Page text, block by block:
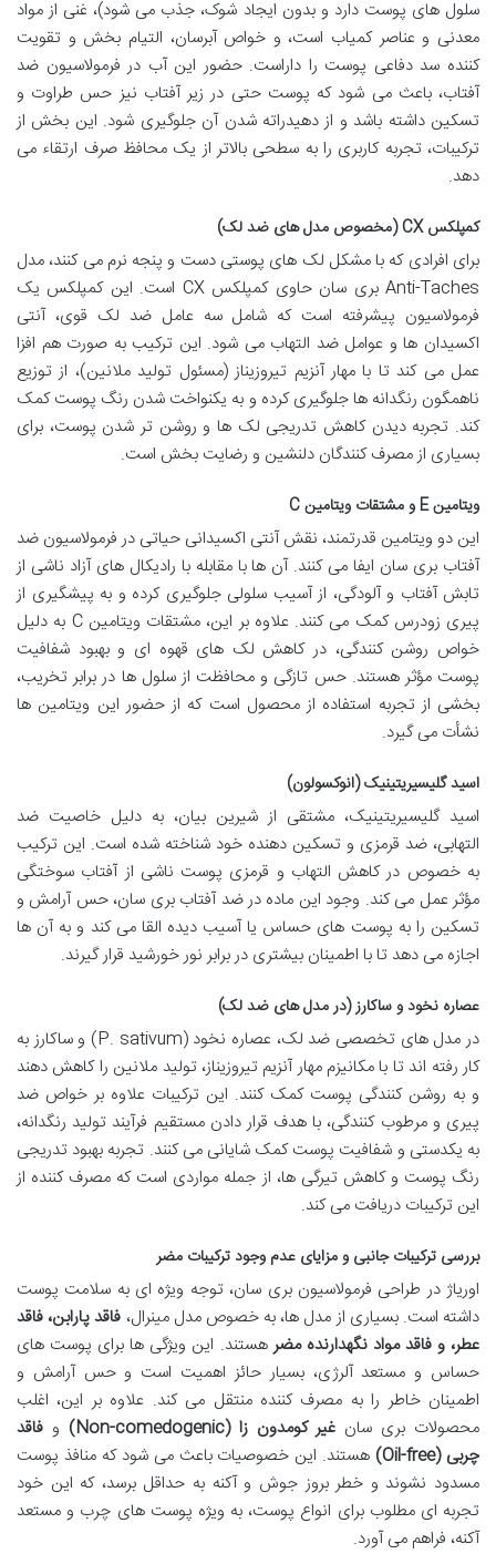
سلول های پوست دارد و بدون ایجاد شوک، جذب می شود)، غنی از مواد
معدنی و عناصر کمیاب است، و خواص آبرسان، التیام بخش و تقویت
کننده سد دفاعی پوست را داراست. حضور این آب در فرمولاسیون ضد
آفتاب، باعث می شود که پوست حتی در زیر آفتاب نیز حس طراوت و
تسکین داشته باشد و از دهیدراته شدن آن جلوگیری شود. این بخش از
ترکیبات، تجربه کاربری را به سطحی بالاتر از یک محافظ صرف ارتقاء می
دهد.
کمپلکس CX (مخصوص مدل های ضد لک)
برای افرادی که با مشکل لک های پوستی دست و پنجه نرم می کنند، مدل
Anti-Taches بری سان حاوی کمپلکس CX است. این کمپلکس یک
فرمولاسیون پیشرفته است که شامل سه عامل ضد لک قوی، آنتی
اکسیدان ها و عوامل ضد التهاب می شود. این ترکیب به صورت هم افزا
عمل می کند تا با مهار آنزیم تیروزیناز (مسئول تولید ملانین)، از توزیع
ناهمگون رنگدانه ها جلوگیری کرده و به یکنواخت شدن رنگ پوست کمک
کند. تجربه دیدن کاهش تدریجی لک ها و روشن تر شدن پوست، برای
بسیاری از مصرف کنندگان دلنشین و رضایت بخش است.
ویتامین E و مشتقات ویتامین C
این دو ویتامین قدرتمند، نقش آنتی اکسیدانی حیاتی در فرمولاسیون ضد
آفتاب بری سان ایفا می کنند. آن ها با مقابله با رادیکال های آزاد ناشی از
تابش آفتاب و آلودگی، از آسیب سلولی جلوگیری کرده و به پیشگیری از
پیری زودرس کمک می کنند. علاوه بر این، مشتقات ویتامین C به دلیل
خواص روشن کنندگی، در کاهش لک های قهوه ای و بهبود شفافیت
پوست مؤثر هستند. حس تازگی و محافظت از سلول ها در برابر تخریب،
بخشی از تجربه استفاده از محصول است که از حضور این ویتامین ها
نشأت می گیرد.
اسید گلیسیریتینیک (انوکسولون)
اسید گلیسیریتینیک، مشتقی از شیرین بیان، به دلیل خاصیت ضد
التهابی، ضد قرمزی و تسکین دهنده خود شناخته شده است. این ترکیب
به خصوص در کاهش التهاب و قرمزی پوست ناشی از آفتاب سوختگی
مؤثر عمل می کند. وجود این ماده در ضد آفتاب بری سان، حس آرامش و
تسکین را به پوست های حساس یا آسیب دیده القا می کند و به آن ها
اجازه می دهد تا با اطمینان بیشتری در برابر نور خورشید قرار گیرند.
عصاره نخود و ساکارز (در مدل های ضد لک)
در مدل های تخصصی ضد لک، عصاره نخود (P. sativum) و ساکارز به
کار رفته اند تا با مکانیزم مهار آنزیم تیروزیناز، تولید ملانین را کاهش دهند
و به روشن کنندگی پوست کمک کنند. این ترکیبات علاوه بر خواص ضد
پیری و مرطوب کنندگی، با هدف قرار دادن مستقیم فرآیند تولید رنگدانه،
به یکدستی و شفافیت پوست کمک شایانی می کنند. تجربه بهبود تدریجی
رنگ پوست و کاهش تیرگی ها، از جمله مواردی است که مصرف کننده از
این ترکیبات دریافت می کند.
بررسی ترکیبات جانبی و مزایای عدم وجود ترکیبات مضر
اوریاژ در طراحی فرمولاسیون بری سان، توجه ویژه ای به سلامت پوست
داشته است. بسیاری از مدل ها، به خصوص مدل مینرال، فاقد پارابن، فاقد
عطر، و فاقد مواد نگهدارنده مضر هستند. این ویژگی ها برای پوست های
حساس و مستعد آلرژی، بسیار حائز اهمیت است و حس آرامش و
اطمینان خاطر را به مصرف کننده منتقل می کند. علاوه بر این، اغلب
محصولات بری سان غیر کومدون زا (Non-comedogenic) و فاقد
چربی (Oil-free)
هستند. این خصوصیات باعث می شود که منافذ پوست
مسدود نشوند و خطر بروز جوش و آکنه به حداقل برسد، که این خود
تجربه ای مطلوب برای انواع پوست، به ویژه پوست های چرب و مستعد
آکنه، فراهم می آورد.